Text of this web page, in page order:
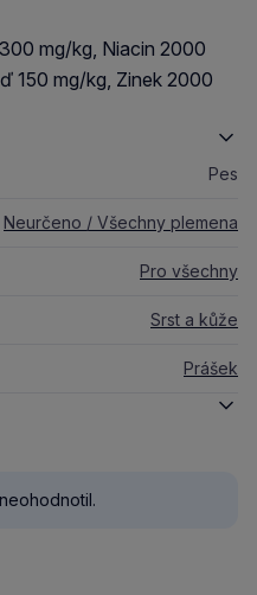
mg/kg, Niacin 2000
150 mg/kg, Zinek 2000
Pes
Neurčeno / Všechny plemena
Pro všechny
Srst a kůže
Prášek